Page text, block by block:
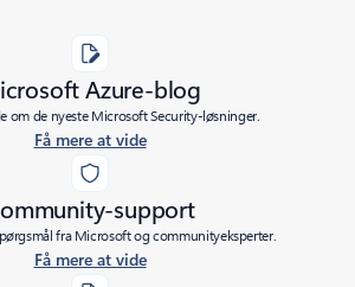
Azure-blog
om de nyeste Microsoft Security-løsninger.
Få mere at vide
support
fra Microsoft og communityeksperter.
Få mere at vide